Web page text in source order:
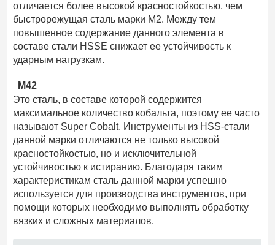
отличается более высокой красностойкостью, чем
быстрорежущая сталь марки М2. Между тем
повышенное содержание данного элемента в
составе стали HSSE снижает ее устойчивость к
ударным нагрузкам.
М42
Это сталь, в составе которой содержится
максимальное количество кобальта, поэтому ее часто
называют Super Cobalt. Инструменты из HSS-стали
данной марки отличаются не только высокой
красностойкостью, но и исключительной
устойчивостью к истиранию. Благодаря таким
характеристикам сталь данной марки успешно
используется для производства инструментов, при
помощи которых необходимо выполнять обработку
вязких и сложных материалов.